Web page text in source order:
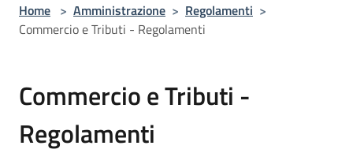
Home > Amministrazione > Regolamenti >
Commercio e Tributi - Regolamenti
Commercio e Tributi -
Regolamenti